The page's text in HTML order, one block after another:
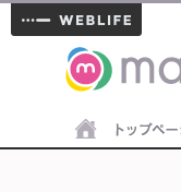
materials